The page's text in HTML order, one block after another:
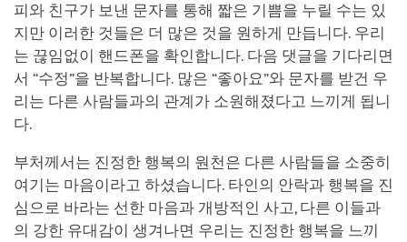
피와 친구가 보낸 문자를 통해 짧은 기쁨을 누릴 수는 있
지만 이러한 것들은 더 많은 것을 원하게 만듭니다. 우리
는 끊임없이 핸드폰을 확인합니다. 다음 댓글을 기다리면
서 “수정”을 반복합니다. 많은 “좋아요”와 문자를 받건 우
리는 다른 사람들과의 관계가 소원해졌다고 느끼게 됩니
다.
부처께서는 진정한 행복의 원천은 다른 사람들을 소중히
여기는 마음이라고 하셨습니다. 타인의 안락과 행복을 진
심으로 바라는 선한 마음과 개방적인 사고, 다른 이들과
의 강한 유대감이 생겨나면 우리는 진정한 행복을 느끼